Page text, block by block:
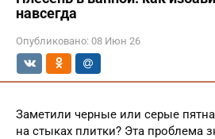
навсегда
Опубликовано: 08 Июн 26
Заметили черные или серые
на стыках плитки? Эта проблема